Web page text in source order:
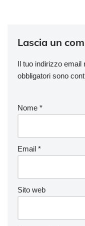
Lascia un
Il tuo indirizzo email
obbligatori sono
Nome *
Email *
Sito web